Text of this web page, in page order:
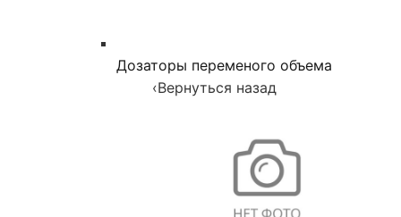
Дозаторы переменого объема
‹Вернуться назад